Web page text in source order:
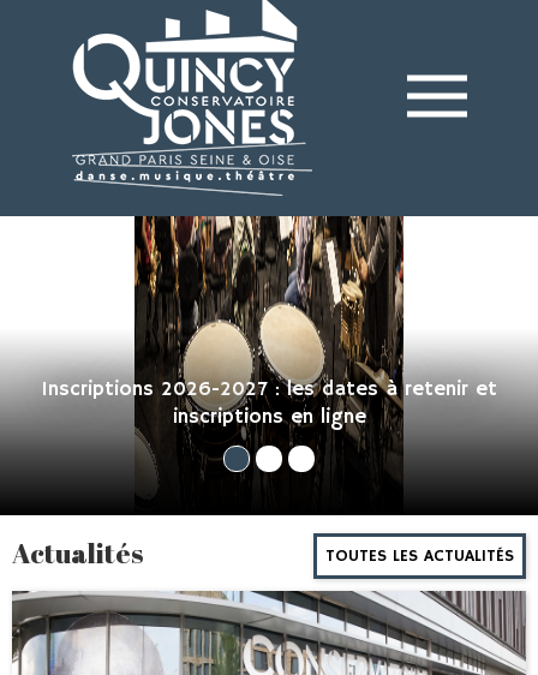
Inscriptions 2026-2027 : les dates à retenir et
inscriptions en ligne
TOUTES LES ACTUALITÉS
Actualités